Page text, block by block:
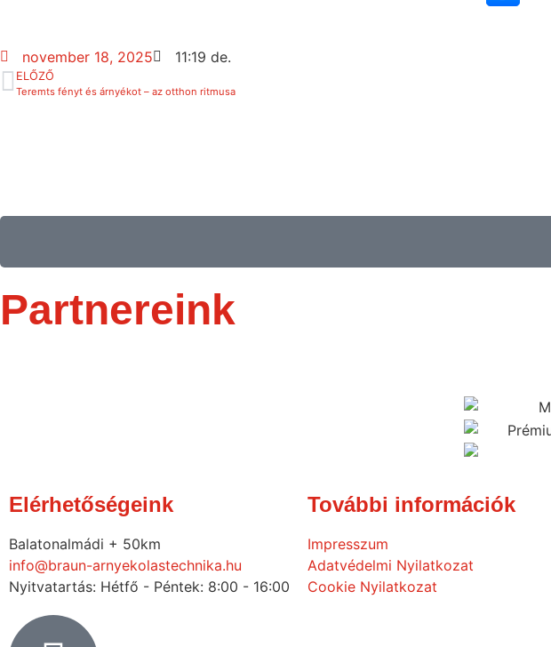
november 18, 2025 11:19 de.
ELŐZŐ
Teremts fényt és árnyékot – az otthon ritmusa
Partnereink
Elérhetőségeink
Balatonalmádi + 50km
info@braun-arnyekolastechnika.hu
Nyitvatartás: Hétfő - Péntek: 8:00 - 16:00
További információk
Impresszum
Adatvédelmi Nyilatkozat
Cookie Nyilatkozat